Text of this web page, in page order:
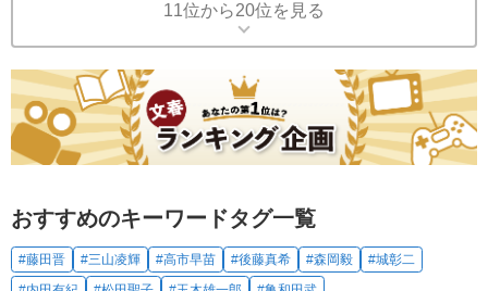
11位から20位を見る
おすすめのキーワードタグ一覧
#藤田晋 #三山凌輝 #高市早苗 #後藤真希 #森岡毅
#城彰二